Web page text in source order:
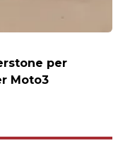
per
Moto3